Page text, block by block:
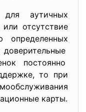
аутичных
отсутствие
постоянно
то при
карты.